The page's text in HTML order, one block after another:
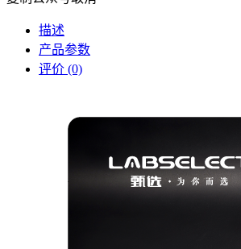
描述
产品参数
评价 (0)